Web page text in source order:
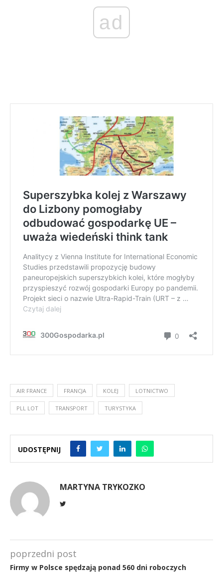
ad
AIR FRANCE FRANCJA KOLEJ LOTNICTWO
PLL LOT TRANSPORT TURYSTYKA
UDOSTĘPNIJ
MARTYNA TRYKOZKO
poprzedni post
Firmy w Polsce spędzają ponad 560 dni roboczych